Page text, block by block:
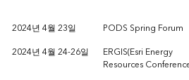
2024년 4월 23일
PODS Spring Forum
2024년 4월 24-26일
ERGIS(Esri Energy
Resources